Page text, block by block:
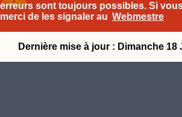
erreurs sont toujours possibles. Si
merci de les signaler au Webmestre
Dernière mise à jour : Dimanche 18